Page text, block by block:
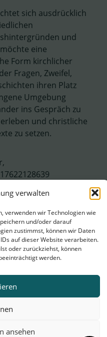
verwalten
verwenden wir Technologien wie
und/oder darauf
zustimmst, können wir Daten
auf dieser Website verarbeiten.
oder zurückziehst, können
werden.
ansehen
sich ausdrücklich
und
eine
Form kirchlicher
Fragen, Zweifel,
ihren Platz
Umgebung
ins Gespräch zu
und christliche
zu setzen.